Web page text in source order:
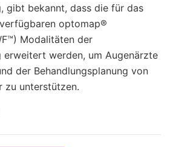
gibt bekannt, dass die für das
optomap®
Modalitäten der
erweitert werden, um Augenärzte
der Behandlungsplanung von
zu unterstützen.